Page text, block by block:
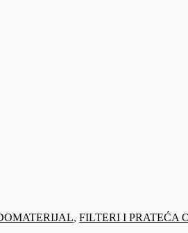
, FILTERI I PRATEĆA